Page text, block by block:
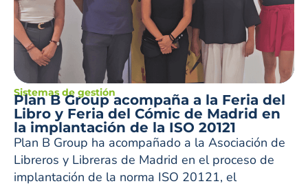
Sistemas de gestión
Plan B Group acompaña a la Feria del
Libro y Feria del Cómic de Madrid en
la implantación de la ISO 20121
Plan B Group ha acompañado a la Asociación de
Libreros y Libreras de Madrid en el proceso de
implantación de la norma ISO 20121, el